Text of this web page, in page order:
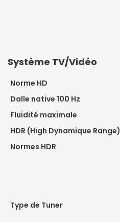
Système TV/Vidéo
Norme HD
Dalle native 100 Hz
Fluidité maximale
HDR (High Dynamique Range)
Normes HDR
Type de Tuner